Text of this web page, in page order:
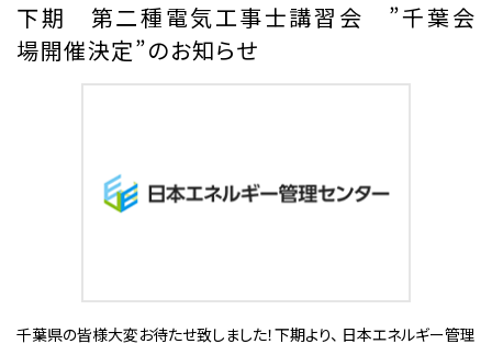
下期 第二種電気工事士講習会 ”千葉会
場開催決定”のお知らせ
千葉県の皆様大変お待たせ致しました！下期より、 日本エネルギー管理